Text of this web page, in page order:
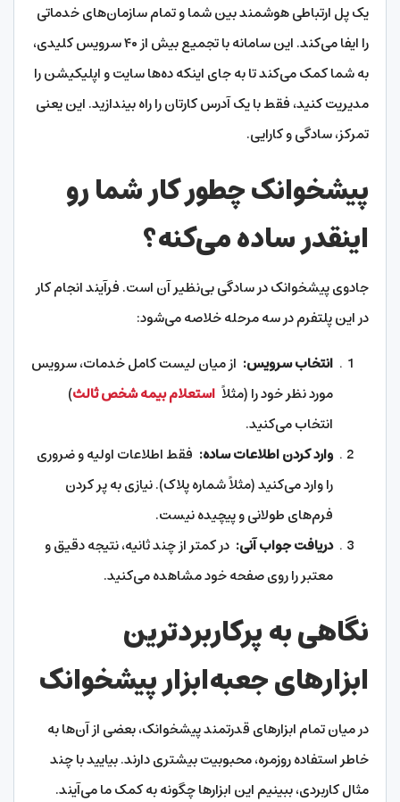
یک پل ارتباطی هوشمند بین شما و تمام سازمان‌های خدماتی
را ایفا می‌کند. این سامانه با تجمیع بیش از ۴۰ سرویس کلیدی،
به شما کمک می‌کند تا به جای اینکه ده‌ها سایت و اپلیکیشن را
مدیریت کنید، فقط با یک آدرس کارتان را راه بیندازید. این یعنی
تمرکز، سادگی و کارایی.
پیشخوانک چطور کار شما رو
اینقدر ساده می‌کنه؟
جادوی پیشخوانک در سادگی بی‌نظیر آن است. فرآیند انجام کار
در این پلتفرم در سه مرحله خلاصه می‌شود:
انتخاب سرویس: از میان لیست کامل خدمات، سرویس
مورد نظر خود را (مثلاً استعلام بیمه شخص ثالث)
انتخاب می‌کنید.
وارد کردن اطلاعات ساده: فقط اطلاعات اولیه و ضروری
را وارد می‌کنید (مثلاً شماره پلاک). نیازی به پر کردن
فرم‌های طولانی و پیچیده نیست.
دریافت جواب آنی: در کمتر از چند ثانیه، نتیجه دقیق و
معتبر را روی صفحه خود مشاهده می‌کنید.
نگاهی به پرکاربردترین
ابزارهای جعبه‌ابزار پیشخوانک
در میان تمام ابزارهای قدرتمند پیشخوانک، بعضی از آن‌ها به
خاطر استفاده روزمره، محبوبیت بیشتری دارند. بیایید با چند
مثال کاربردی، ببینیم این ابزارها چگونه به کمک ما می‌آیند.